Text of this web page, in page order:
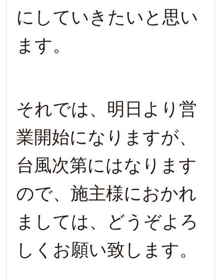
にしていきたいと思い
ます。
それでは、明日より営
業開始になりますが、
台風次第にはなります
ので、施主様におかれ
ましては、どうぞよろ
しくお願い致します。